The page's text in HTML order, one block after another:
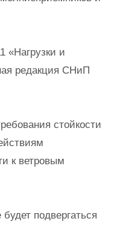
«Нагрузки и
редакция СНиП
стойкости
к ветровым
подвергаться